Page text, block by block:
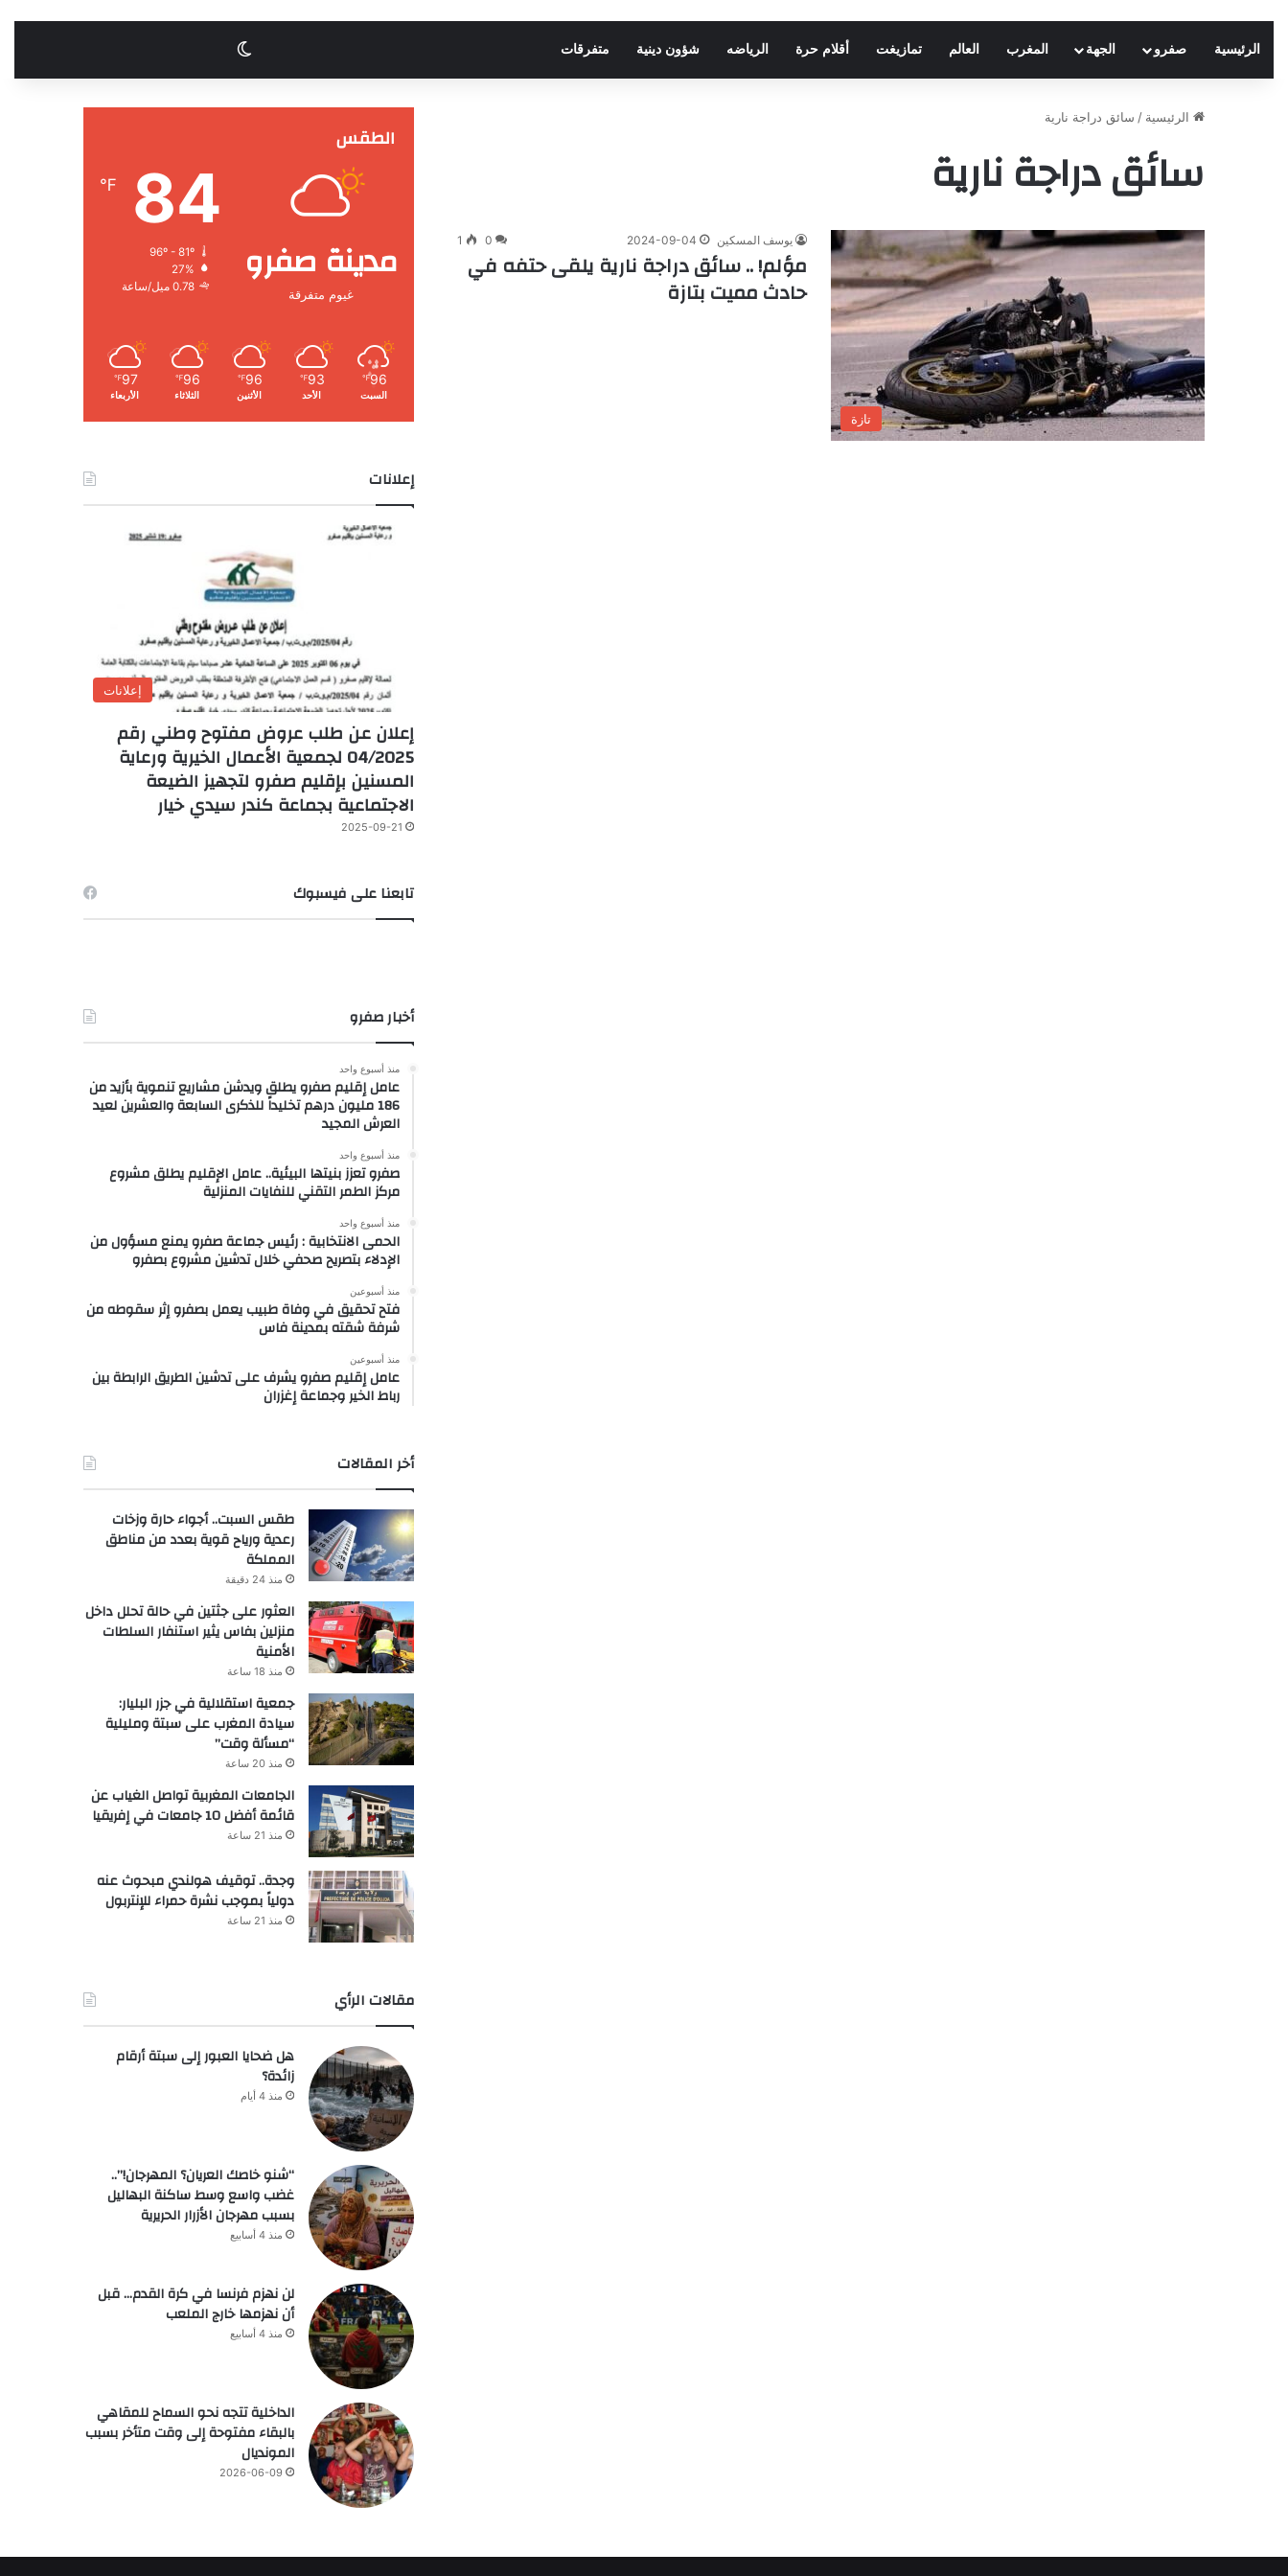
الرئيسية صفرو الجهة المغرب العالم تمازيغت أقلام حرة الرياضه شؤون دينية متفرقات الوضع المظلم
الرئيسية / سائق دراجة نارية
سائق دراجة نارية
تازة
يوسف المسكين 2024-09-04
0
1
مؤلم! .. سائق دراجة نارية يلقى حتفه في
حادث مميت بتازة
الطقس
مدينة صفرو
غيوم متفرقة
84
℉
96º - 81º
27%
0.78 ميل/ساعة
96
℉
السبت
93
℉
الأحد
96
℉
الأثنين
96
℉
الثلاثاء
97
℉
الأربعاء
إعلانات
إعلانات
إعلان عن طلب عروض مفتوح وطني رقم
04/2025 لجمعية الأعمال الخيرية ورعاية
المسنين بإقليم صفرو لتجهيز الضيعة
الاجتماعية بجماعة كندر سيدي خيار
2025-09-21
تابعنا على فيسبوك
أخبار صفرو
منذ أسبوع واحد
عامل إقليم صفرو يطلق ويدشن مشاريع تنموية بأزيد من
186 مليون درهم تخليداً للذكرى السابعة والعشرين لعيد
العرش المجيد
منذ أسبوع واحد
صفرو تعزز بنيتها البيئية.. عامل الإقليم يطلق مشروع
مركز الطمر التقني للنفايات المنزلية
منذ أسبوع واحد
الحمى الانتخابية : رئيس جماعة صفرو يمنع مسؤول من
الإدلاء بتصريح صحفي خلال تدشين مشروع بصفرو
منذ أسبوعين
فتح تحقيق في وفاة طبيب يعمل بصفرو إثر سقوطه من
شرفة شقته بمدينة فاس
منذ أسبوعين
عامل إقليم صفرو يشرف على تدشين الطريق الرابطة بين
رباط الخير وجماعة إغزران
أخر المقالات
طقس السبت.. أجواء حارة وزخات
رعدية ورياح قوية بعدد من مناطق
المملكة
منذ 24 دقيقة
العثور على جثتين في حالة تحلل داخل
منزلين بفاس يثير استنفار السلطات
الأمنية
منذ 18 ساعة
جمعية استقلالية في جزر البليار:
سيادة المغرب على سبتة ومليلية
“مسألة وقت”
منذ 20 ساعة
الجامعات المغربية تواصل الغياب عن
قائمة أفضل 10 جامعات في إفريقيا
منذ 21 ساعة
وجدة.. توقيف هولندي مبحوث عنه
دولياً بموجب نشرة حمراء للإنتربول
منذ 21 ساعة
مقالات الرأي
هل ضحايا العبور إلى سبتة أرقام
زائدة؟
منذ 4 أيام
“شنو خاصك العريان؟ المهرجان!”..
غضب واسع وسط ساكنة البهاليل
بسبب مهرجان الأزرار الحريرية
منذ 4 أسابيع
لن نهزم فرنسا في كرة القدم… قبل
أن نهزمها خارج الملعب
منذ 4 أسابيع
الداخلية تتجه نحو السماح للمقاهي
بالبقاء مفتوحة إلى وقت متأخر بسبب
المونديال
2026-06-09